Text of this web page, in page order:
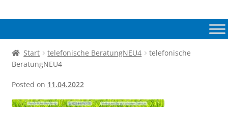
Start telefonische BeratungNEU4
telefonische
BeratungNEU4
Posted on 11.04.2022